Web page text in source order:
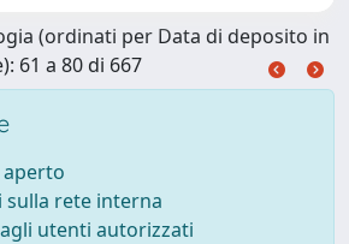
(ordinati per Data di deposito in
61 a 80 di 667
aperto
rete interna
utenti autorizzati